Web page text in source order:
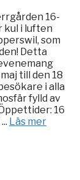
16-
kul i luften
som
Detta
till den 18
i alla
fylld av
16
Läs mer